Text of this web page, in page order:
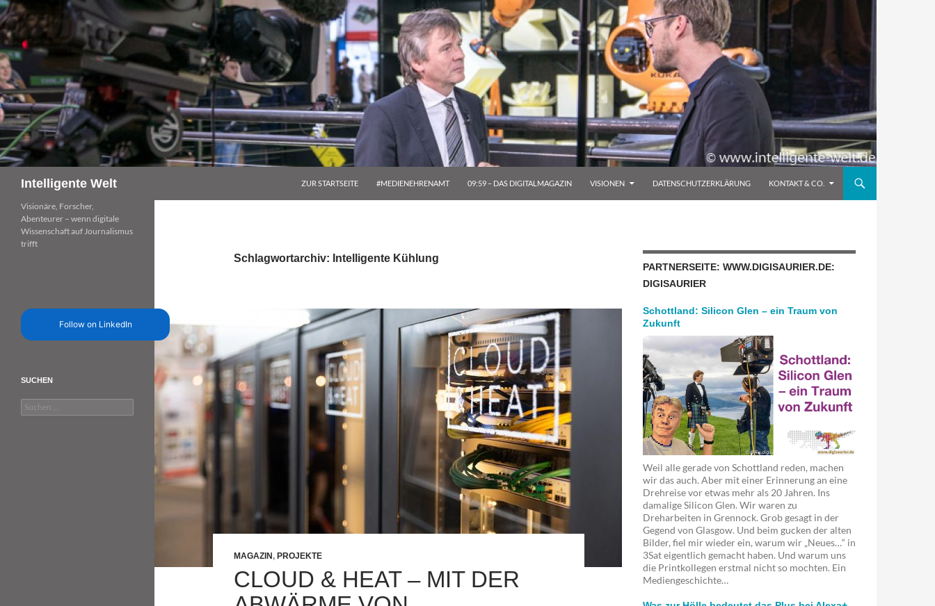
Zum
Inhalt
springen
Intelligente Welt ZUR STARTSEITE #MEDIENEHRENAMT 09:59 – DAS DIGITALMAGAZIN VISIONEN DATENSCHUTZERKLÄRUNG KONTAKT & CO.
Schlagwortarchiv: Intelligente Kühlung
MAGAZIN , PROJEKTE
CLOUD & HEAT – MIT DER
PARTNERSEITE: WWW.DIGISAURIER.DE:
DIGISAURIER
Schottland: Silicon Glen – ein Traum von
Zukunft
Weil alle gerade von Schottland reden, machen
wir das auch. Aber mit einer Erinnerung an eine
Drehreise vor etwas mehr als 20 Jahren. Ins
damalige Silicon Glen. Wir waren zu
Dreharbeiten in Grennock. Grob gesagt in der
Gegend von Glasgow. Und beim gucken der alten
Bilder, fiel mir wieder ein, warum wir „Neues…“ in
3Sat eigentlich gemacht haben. Und warum uns
die Printkollegen erstmal nicht so mochten. Ein
Mediengeschichte…
Visionäre, Forscher,
Abenteurer – wenn digitale
Wissenschaft auf Journalismus
trifft
Follow on LinkedIn
SUCHEN
Suchen
nach: